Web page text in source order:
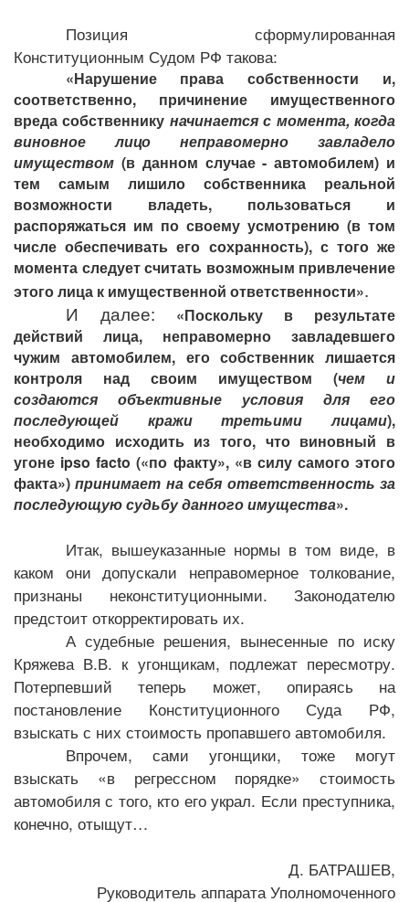
Позиция сформулированная
Конституционным Судом РФ такова:
«Нарушение права собственности и,
соответственно, причинение имущественного
вреда собственнику начинается с момента, когда
виновное лицо неправомерно завладело
имуществом (в данном случае - автомобилем) и
тем самым лишило собственника реальной
возможности владеть, пользоваться и
распоряжаться им по своему усмотрению (в том
числе обеспечивать его сохранность), с того же
момента следует считать возможным привлечение
этого лица к имущественной ответственности».
И далее: «Поскольку в результате
действий лица, неправомерно завладевшего
чужим автомобилем, его собственник лишается
контроля над своим имуществом (чем и
создаются объективные условия для его
последующей кражи третьими лицами),
необходимо исходить из того, что виновный в
угоне ipso facto («по факту», «в силу самого этого
факта»)принимает на себя ответственность за
последующую судьбу данного имущества».
Итак, вышеуказанные нормы в том виде, в
каком они допускали неправомерное толкование,
признаны неконституционными. Законодателю
предстоит откорректировать их.
А судебные решения, вынесенные по иску
Кряжева В.В. к угонщикам, подлежат пересмотру.
Потерпевший теперь может, опираясь на
постановление Конституционного Суда РФ,
взыскать с них стоимость пропавшего автомобиля.
Впрочем, сами угонщики, тоже могут
взыскать «в регрессном порядке» стоимость
автомобиля с того, кто его украл. Если преступника,
конечно, отыщут…
Д. БАТРАШЕВ,
Руководитель аппарата Уполномоченного